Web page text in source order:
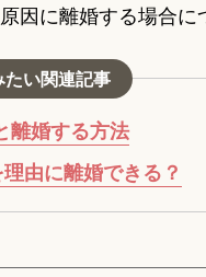
因に離婚する場合に
い関連記事
離婚する方法
由に離婚できる？